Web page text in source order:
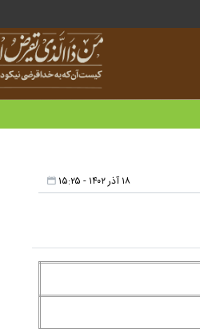
۱۸ آذر ۱۴۰۲ - ۱۵:۲۵